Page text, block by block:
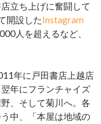
立ち上げに奮闘して
開設したInstagram
人を超えるなど、
年に戸田書店上越店
年にフランチャイズ
、そして菊川へ。各
中、「本屋は地域の